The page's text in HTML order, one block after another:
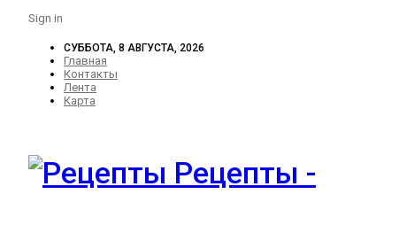
Sign in
СУББОТА, 8 АВГУСТА, 2026
Главная
Контакты
Лента
Карта
Рецепты -